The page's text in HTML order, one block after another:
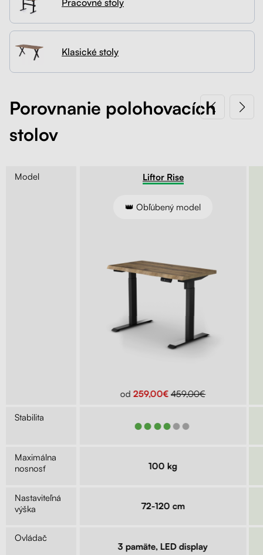
Kolieska
Organizácia kabeláže
Stojany na monitor - Riser
Skrinky so zásuvkami a zásuvky
Akustické paravány
Kontakt
Klasické stoly
Porovnanie polohovacích
stolov
Model
Stabilita
Maximálna
nosnosť
Nastaviteľná
výška
Ovládač
Liftor Rise
👑 Obľúbený model
od259,00€ 459,00€
●●●●●●
100 kg
72-120 cm
3 pamäte, LED display